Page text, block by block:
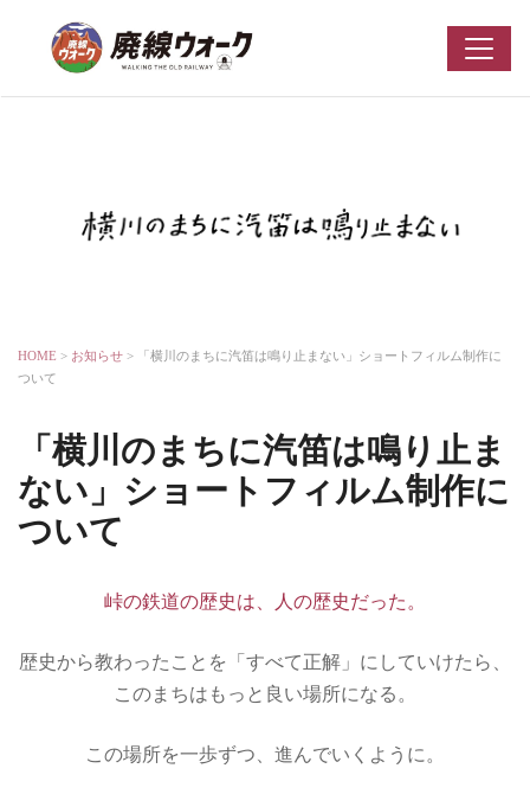
HOME > お知らせ > 「横川のまちに汽笛は鳴り止まない」ショートフィルム制作に
ついて
「横川のまちに汽笛は鳴り止ま
ない」ショートフィルム制作に
ついて
峠の鉄道の歴史は、人の歴史だった。
歴史から教わったことを「すべて正解」にしていけたら、
このまちはもっと良い場所になる。
この場所を一歩ずつ、進んでいくように。